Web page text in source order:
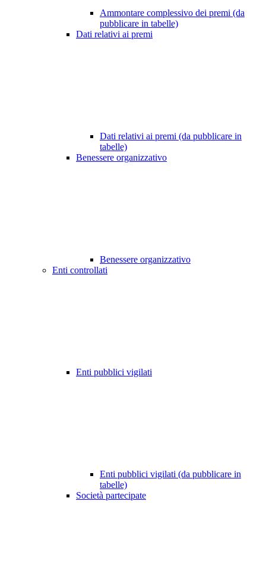
Ammontare complessivo dei premi (da
pubblicare in tabelle)
Dati relativi ai premi
Dati relativi ai premi (da pubblicare in
tabelle)
Benessere organizzativo
Benessere organizzativo
Enti controllati
Enti pubblici vigilati
Enti pubblici vigilati (da pubblicare in
tabelle)
Società partecipate